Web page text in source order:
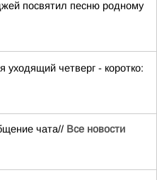
посвятил песню родному
уходящий четверг - коротко:
чата// Все новости